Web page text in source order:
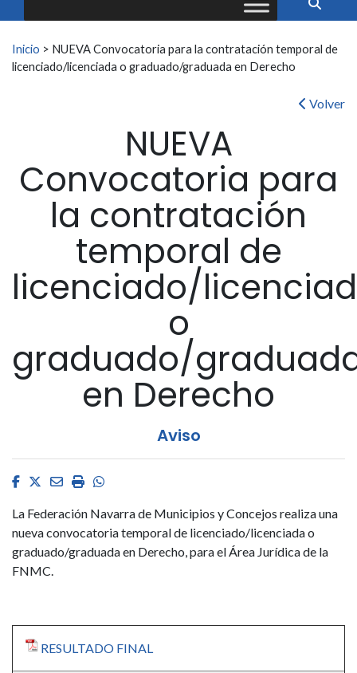
Buscar:
Inicio > NUEVA Convocatoria para la contratación temporal de
licenciado/licenciada o graduado/graduada en Derecho
Volver
NUEVA
Convocatoria para
la contratación
temporal de
licenciado/
o
graduado/
en Derecho
Aviso
Facebook
Twitter
EmailImprimirWhatsapp
La Federación Navarra de Municipios y Concejos realiza una
nueva convocatoria temporal de licenciado/licenciada o
graduado/graduada en Derecho, para el Área Jurídica de la
FNMC.
RESULTADO FINAL